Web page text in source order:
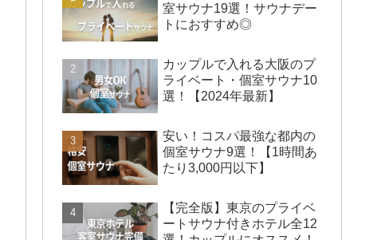
室サウナ19選！サウナデー
トにおすすめ◎
カップルで入れる大阪のプ
ライベート・個室サウナ10
選！【2024年最新】
安い！コスパ最強な都内の
個室サウナ9選！【1時間あ
たり3,000円以下】
【完全版】東京のプライベ
ートサウナ付きホテル全12